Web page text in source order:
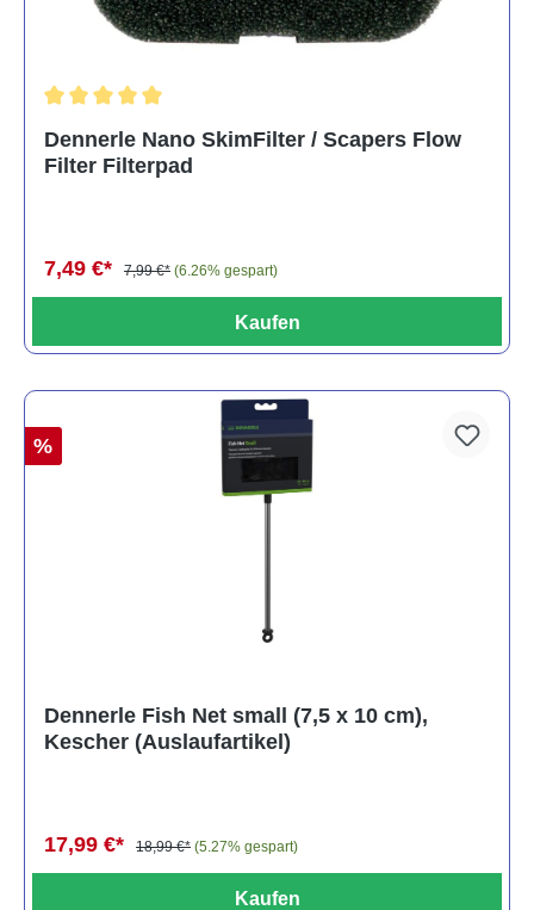
Dennerle Nano SkimFilter / Scapers Flow
Filter Filterpad
7,49 €* 7,99 €* (6.26% gespart)
Kaufen
%
Dennerle Fish Net small (7,5 x 10 cm),
Kescher (Auslaufartikel)
17,99 €* 18,99 €* (5.27% gespart)
Kaufen